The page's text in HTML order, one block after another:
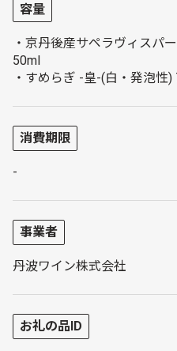
容量
・京丹後産サペラヴィスパ
50ml
・すめらぎ -皇-(白・発泡性)
消費期限
-
事業者
丹波ワイン株式会社
お礼の品ID